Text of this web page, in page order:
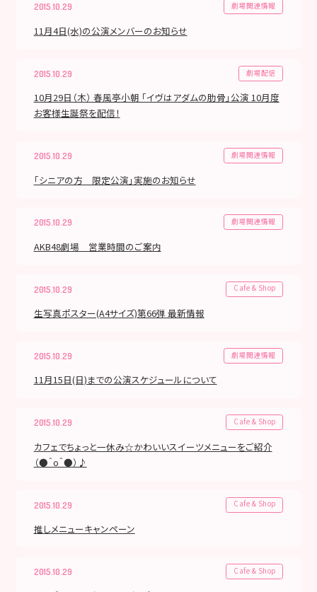
2015.10.29 劇場関連情報
11月4日(水)の公演メンバーのお知らせ
2015.10.29 劇場配信
10月29日（木） 春風亭小朝 「イヴはアダムの肋骨」公演 10月度
お客様生誕祭を配信！
2015.10.29 劇場関連情報
「シニアの方 限定公演」実施のお知らせ
2015.10.29 劇場関連情報
AKB48劇場 営業時間のご案内
2015.10.29 Cafe & Shop
生写真ポスター(A4サイズ)第66弾 最新情報
2015.10.29 劇場関連情報
11月15日(日)までの公演スケジュールについて
2015.10.29 Cafe & Shop
カフェでちょっと一休み☆かわいいスイーツメニューをご紹介
（●＾o＾●）♪
2015.10.29 Cafe & Shop
推しメニューキャンペーン
2015.10.29 Cafe & Shop